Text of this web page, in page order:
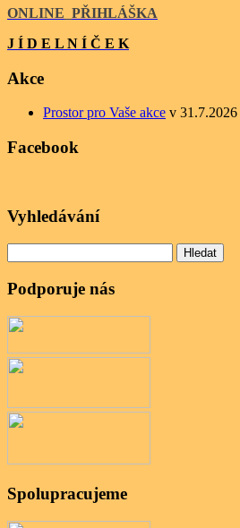
ONLINE PŘIHLÁŠKA
J Í D E L N Í Č E K
Akce
Prostor pro Vaše akce v 31.7.2026
Facebook
Vyhledávání
Podporuje nás
Spolupracujeme